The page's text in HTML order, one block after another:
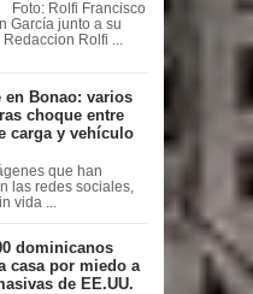
Rolfi Francisco
García junto a su
Redaccion Rolfi ...
en Bonao: varios
choque entre
carga y vehículo
que han
las redes sociales,
vida ...
dominicanos
casa por miedo a
de EE.UU.